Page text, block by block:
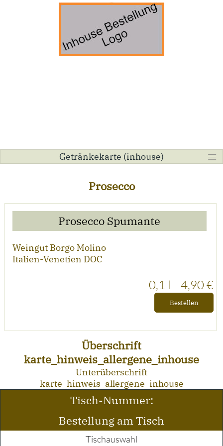
Getränkekarte (inhouse)
Prosecco
Prosecco Spumante
Weingut Borgo Molino
Italien-Venetien DOC
0,1 l 4,90 €
Bestellen
Überschrift
karte_hinweis_allergene_inhouse
Unterüberschrift
karte_hinweis_allergene_inhouse
Tisch-Nummer:
Bestellung am Tisch
Tischauswahl